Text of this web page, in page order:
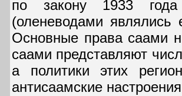
по закону 1933
(оленеводами являлись
Основные права саами
саами представляют
а политики этих
антисаамские